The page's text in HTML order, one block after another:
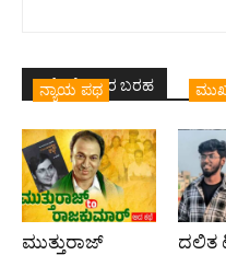
ಇದೇ ಲೇಖಕರ ಬರಹ
ನ್ಯಾಯ ಪಥ
ಮುತ್ತುರಾಜ್
ದಲಿತ